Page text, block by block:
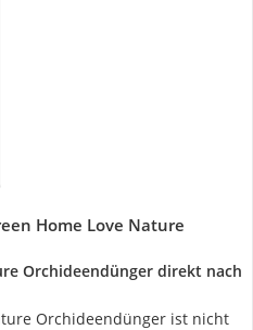
Home Love Nature
Orchideendünger direkt nach
Orchideendünger ist nicht